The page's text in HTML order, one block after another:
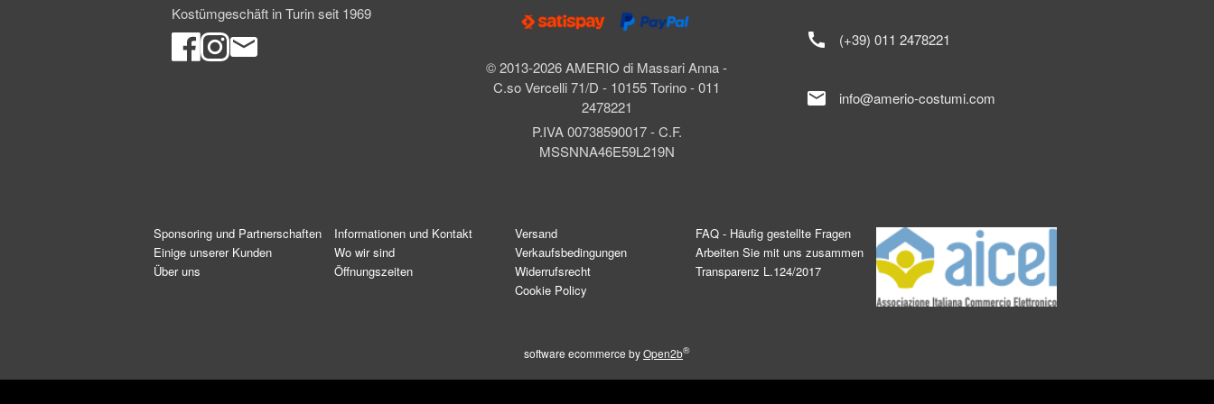
Kostümgeschäft in Turin seit 1969
© 2013-2026 AMERIO di Massari Anna -
C.so Vercelli 71/D - 10155 Torino - 011
2478221
P.IVA 00738590017 - C.F.
MSSNNA46E59L219N
call (+39) 011 2478221
mail info@amerio-costumi.com
Sponsoring und Partnerschaften
Einige unserer Kunden
Über uns
Informationen und Kontakt
Wo wir sind
Öffnungszeiten
Versand
Verkaufsbedingungen
Widerrufsrecht
Cookie Policy
FAQ - Häufig gestellte Fragen
Arbeiten Sie mit uns zusammen
Transparenz L.124/2017
software ecommerce byOpen2b®